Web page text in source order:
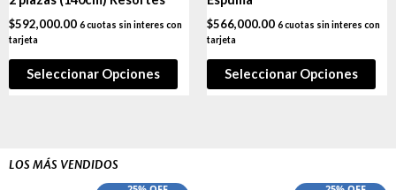
$592,000.00 6 cuotas sin interes con
tarjeta
Seleccionar Opciones
$566,000.00 6 cuotas sin interes con
tarjeta
Seleccionar Opciones
LOS MÁS VENDIDOS